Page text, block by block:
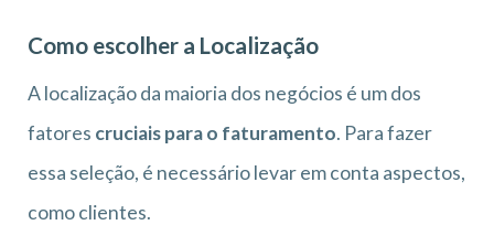
Como escolher a Localização
A localização da maioria dos negócios é um dos
fatores cruciais para o faturamento. Para fazer
essa seleção, é necessário levar em conta aspectos,
como clientes.